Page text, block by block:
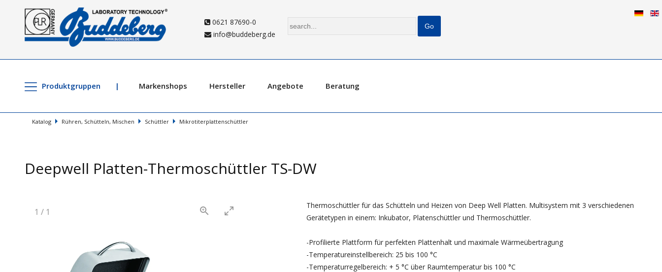
0621 87690-0
info@buddeberg.de
Produktgruppen Markenshops Hersteller Angebote Beratung
Katalog Rühren, Schütteln, Mischen Schüttler Mikrotiterplattenschüttler
Deepwell Platten-Thermoschüttler TS-DW
Thermoschüttler für das Schütteln und Heizen von Deep Well Platten. Multisystem mit 3 verschiedenen
Gerätetypen in einem: Inkubator, Platenschüttler und Thermoschüttler.
-Profilierte Plattform für perfekten Plattenhalt und maximale Wärmeübertragung
-Temperatureinstellbereich: 25 bis 100 °C
-Temperaturregelbereich: + 5 °C über Raumtemperatur bis 100 °C
1 / 1